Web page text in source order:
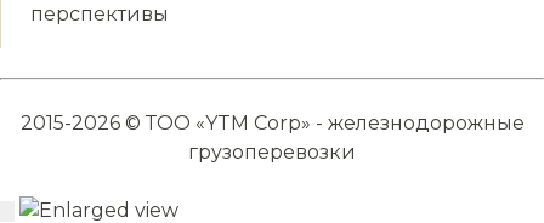
перспективы
2015-2026 © ТОО «YTM Corp» - железнодорожные
грузоперевозки